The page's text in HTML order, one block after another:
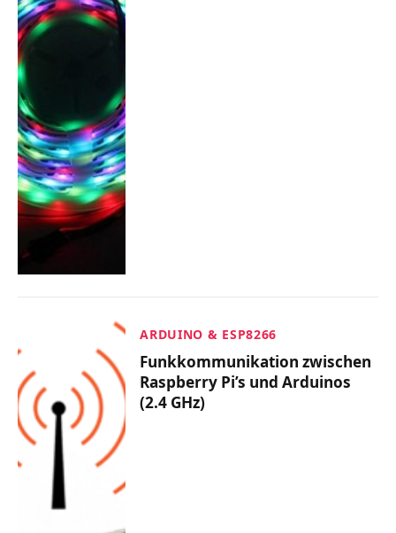
ARDUINO & ESP8266
Funkkommunikation zwischen
Raspberry Pi’s und Arduinos
(2.4 GHz)